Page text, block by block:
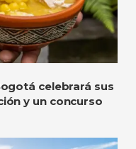
celebrará sus
y un concurso